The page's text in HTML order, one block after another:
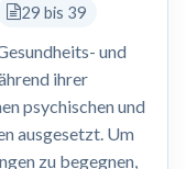
29 bis 39
und
ihrer
psychischen und
ausgesetzt. Um
zu begegnen,